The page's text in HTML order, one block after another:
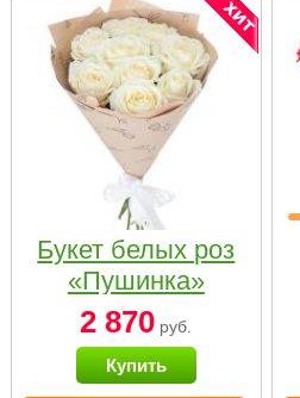
Букет белых роз
«Пушинка»
2 870 руб.
Купить